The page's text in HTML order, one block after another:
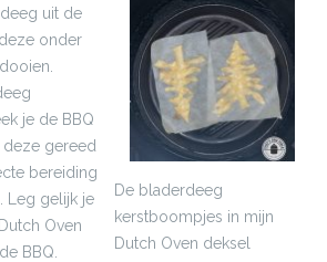
De bladerdeeg
kerstboompjes in mijn
Dutch Oven deksel
uit de
onder
je de BBQ
deze gereed
bereiding
Leg gelijk je
Oven
BBQ.